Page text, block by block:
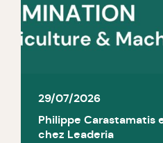
29/07/2026
Philippe Carastamatis
chez Leaderia